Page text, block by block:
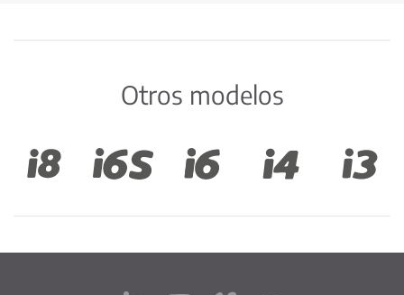
Otros modelos